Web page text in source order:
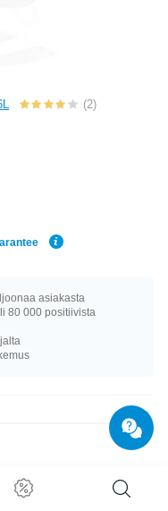
(2)
asiakasta
80 000 positiivista